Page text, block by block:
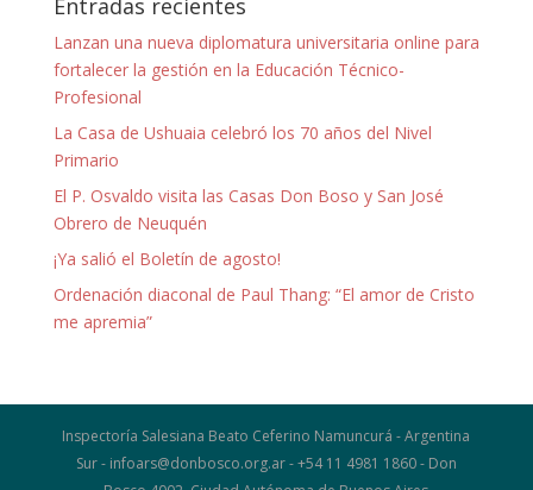
Lanzan una nueva diplomatura universitaria online para
fortalecer la gestión en la Educación Técnico-
Profesional
La Casa de Ushuaia celebró los 70 años del Nivel
Primario
El P. Osvaldo visita las Casas Don Boso y San José
Obrero de Neuquén
¡Ya salió el Boletín de agosto!
Ordenación diaconal de Paul Thang: “El amor de Cristo
me apremia”
Inspectoría Salesiana Beato Ceferino Namuncurá - Argentina
Sur - infoars@donbosco.org.ar - +54 11 4981 1860 - Don